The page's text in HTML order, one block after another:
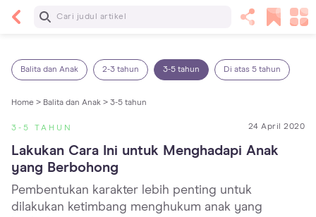
Baca Selanjutnya
Balita dan Anak 2-3 tahun 3-5 tahun Di atas 5 tahun
Home > Balita dan Anak > 3-5 tahun
3-5 TAHUN 24 April 2020
Lakukan Cara Ini untuk Menghadapi Anak
yang Berbohong
Pembentukan karakter lebih penting untuk
dilakukan ketimbang menghukum anak yang